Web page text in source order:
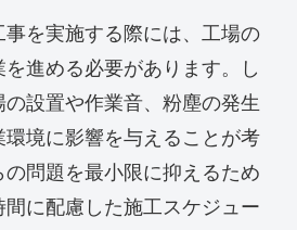
を実施する際には、工場の
進める必要があります。し
設置や作業音、粉塵の発生
境に影響を与えることが考
の問題を最小限に抑えるため
に配慮した施工スケジュー